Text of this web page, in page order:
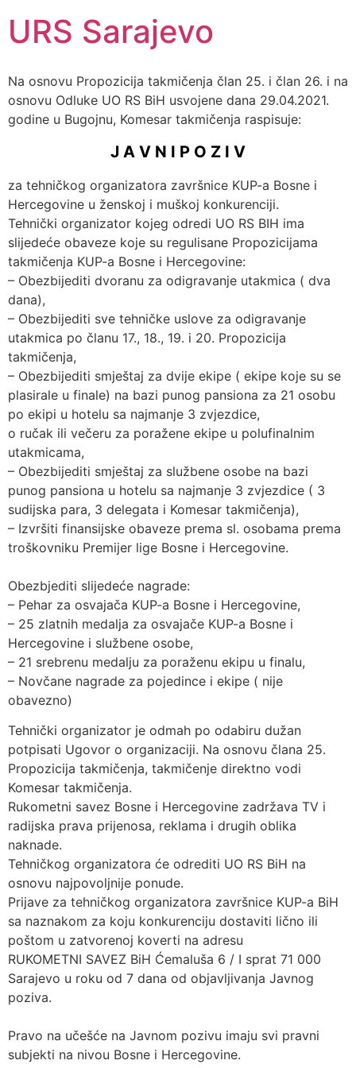
URS Sarajevo
Na osnovu Propozicija takmičenja član 25. i član 26. i na
osnovu Odluke UO RS BiH usvojene dana 29.04.2021.
godine u Bugojnu, Komesar takmičenja raspisuje:
J A V N I P O Z I V
za tehničkog organizatora završnice KUP-a Bosne i
Hercegovine u ženskoj i muškoj konkurenciji.
Tehnički organizator kojeg odredi UO RS BIH ima
slijedeće obaveze koje su regulisane Propozicijama
takmičenja KUP-a Bosne i Hercegovine:
– Obezbijediti dvoranu za odigravanje utakmica ( dva
dana),
– Obezbijediti sve tehničke uslove za odigravanje
utakmica po članu 17., 18., 19. i 20. Propozicija
takmičenja,
– Obezbijediti smještaj za dvije ekipe ( ekipe koje su se
plasirale u finale) na bazi punog pansiona za 21 osobu
po ekipi u hotelu sa najmanje 3 zvjezdice,
o ručak ili večeru za poražene ekipe u polufinalnim
utakmicama,
– Obezbijediti smještaj za službene osobe na bazi
punog pansiona u hotelu sa najmanje 3 zvjezdice ( 3
sudijska para, 3 delegata i Komesar takmičenja),
– Izvršiti finansijske obaveze prema sl. osobama prema
troškovniku Premijer lige Bosne i Hercegovine.
Obezbjediti slijedeće nagrade:
– Pehar za osvajača KUP-a Bosne i Hercegovine,
– 25 zlatnih medalja za osvajače KUP-a Bosne i
Hercegovine i službene osobe,
– 21 srebrenu medalju za poraženu ekipu u finalu,
– Novčane nagrade za pojedince i ekipe ( nije
obavezno)
Tehnički organizator je odmah po odabiru dužan
potpisati Ugovor o organizaciji. Na osnovu člana 25.
Propozicija takmičenja, takmičenje direktno vodi
Komesar takmičenja.
Rukometni savez Bosne i Hercegovine zadržava TV i
radijska prava prijenosa, reklama i drugih oblika
naknade.
Tehničkog organizatora će odrediti UO RS BiH na
osnovu najpovoljnije ponude.
Prijave za tehničkog organizatora završnice KUP-a BiH
sa naznakom za koju konkurenciju dostaviti lično ili
poštom u zatvorenoj koverti na adresu
RUKOMETNI SAVEZ BiH Ćemaluša 6 / I sprat 71 000
Sarajevo u roku od 7 dana od objavljivanja Javnog
poziva.
Pravo na učešće na Javnom pozivu imaju svi pravni
subjekti na nivou Bosne i Hercegovine.